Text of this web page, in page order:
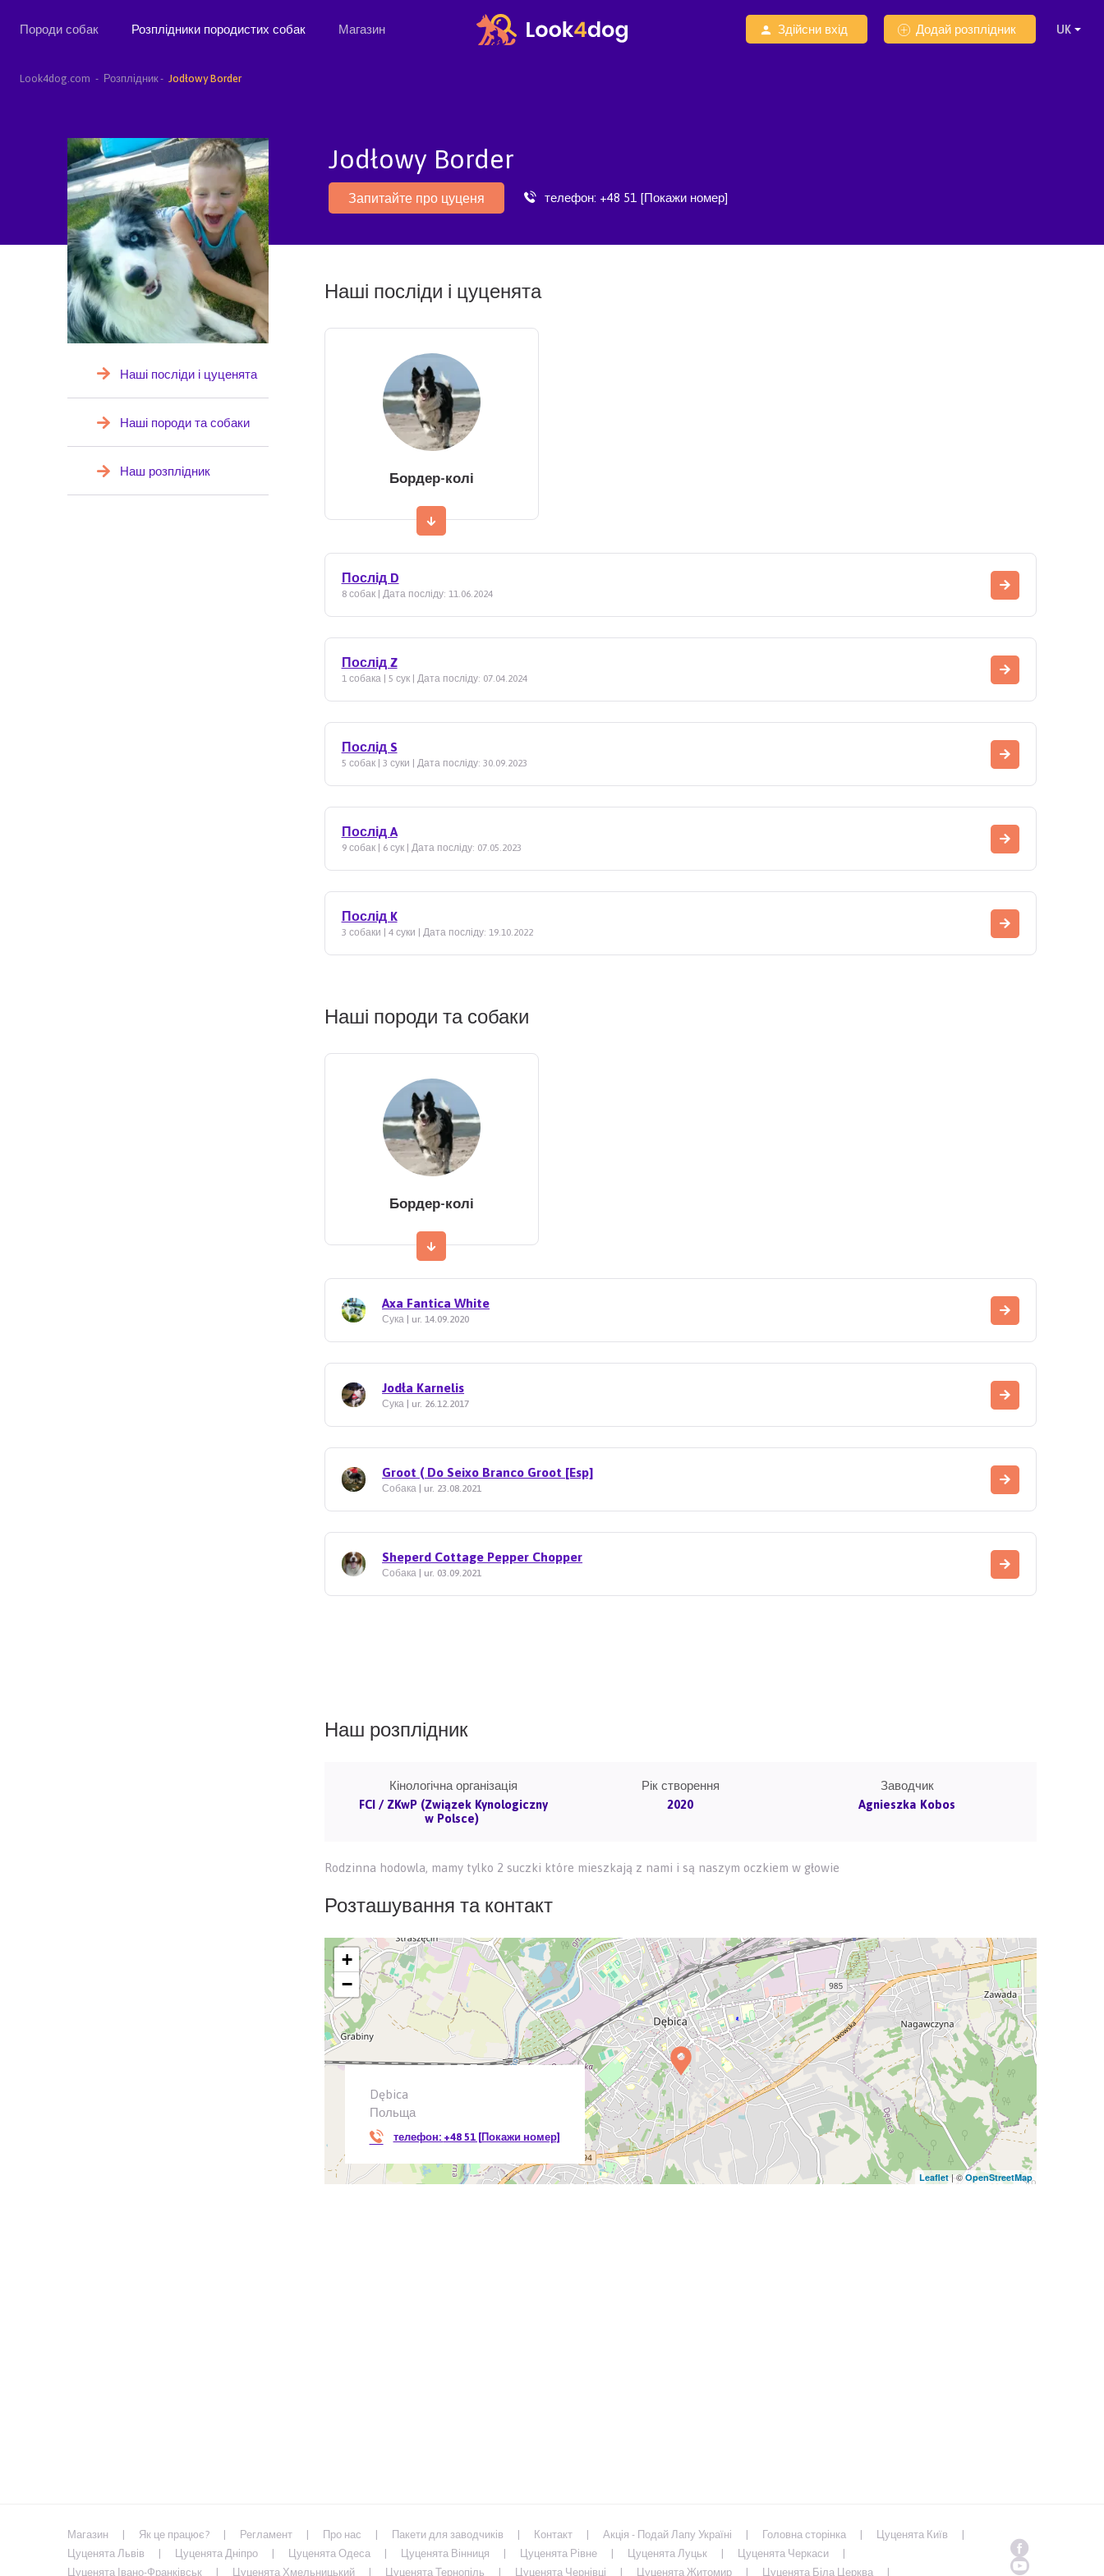
Породи собак Розплідники породистих собак Магазин Здійсни вхід Додай розплідник
Look4dog.com Розплідник Jodłowy Border
Jodłowy Border
Запитайте про цуценя телефон: +48 51 [Покажи номер]
Наші посліди і цуценята
Наші породи та собаки
Наш розплідник
Наші посліди і цуценята
Бордер-колі
Послід D
8 собак | Дата посліду: 11.06.2024
Послід Z
1 собака | 5 сук | Дата посліду: 07.04.2024
Послід S
5 собак | 3 суки | Дата посліду: 30.09.2023
Послід A
9 собак | 6 сук | Дата посліду: 07.05.2023
Послід K
3 собаки | 4 суки | Дата посліду: 19.10.2022
Наші породи та собаки
Бордер-колі
Axa Fantica White
Сука | ur. 14.09.2020
Jodła Karnelis
Сука | ur. 26.12.2017
Groot ( Do Seixo Branco Groot [Esp]
Собака | ur. 23.08.2021
Sheperd Cottage Pepper Chopper
Собака | ur. 03.09.2021
Наш розплідник
Кінологічна організація
FCI / ZKwP (Związek Kynologiczny
w Polsce)
Рік створення
2020
Заводчик
Agnieszka Kobos
Rodzinna hodowla, mamy tylko 2 suczki które mieszkają z nami i są naszym oczkiem w głowie
Розташування та контакт
Dębica
Польща
телефон: +48 51 [Покажи номер]
+
−
Leaflet| ©OpenStreetMap
Магазин Як це працює? Регламент Про нас Пакети для заводчиків Контакт Акція - Подай Лапу Україні Головна сторінка
Цуценята Київ
Цуценята Львів
Цуценята Дніпро Цуценята Одеса Цуценята Вінниця Цуценята Рівне Цуценята Луцьк
Цуценята Черкаси
Цуценята Івано-Франківськ
Цуценята Хмельницький Цуценята Тернопіль Цуценята Чернівці Цуценята Житомир Цуценята Біла Церква